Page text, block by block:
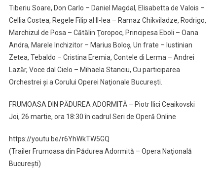
Tiberiu Soare, Don Carlo – Daniel Magdal, Elisabetta de Valois –
Cellia Costea, Regele Filip al II-lea – Ramaz Chikviladze, Rodrigo,
Marchizul de Posa – Cătălin Ţoropoc, Principesa Eboli – Oana
Andra, Marele Inchizitor – Marius Boloş, Un frate – Iustinian
Zetea, Tebaldo – Cristina Eremia, Contele di Lerma – Andrei
Lazăr, Voce dal Cielo – Mihaela Stanciu, Cu participarea
Orchestrei şi a Corului Operei Naţionale Bucureşti.
FRUMOASA DIN PĂDUREA ADORMITĂ – Piotr Ilici Ceaikovski
Joi, 26 martie, ora 18:30 în cadrul Seri de Operă Online
https://youtu.be/r6YhWkTW5GQ
(Trailer Frumoasa din Pădurea Adormită – Opera Naţională
Bucureşti)